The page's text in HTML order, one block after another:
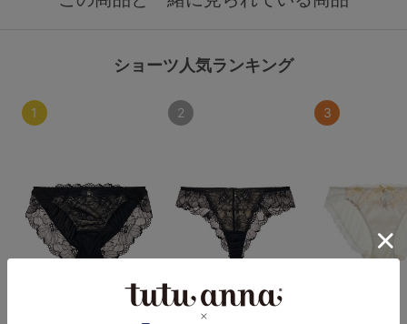
ショーツ人気ランキング
1 2 3